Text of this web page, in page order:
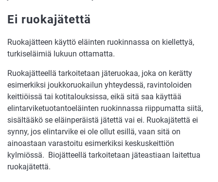
Ei ruokajätettä
Ruokajätteen käyttö eläinten ruokinnassa on kiellettyä,
turkiseläimiä lukuun ottamatta.
Ruokajätteellä tarkoitetaan jäteruokaa, joka on kerätty
esimerkiksi joukkoruokailun yhteydessä, ravintoloiden
keittiöissä tai kotitalouksissa, eikä sitä saa käyttää
elintarviketuotantoeläinten ruokinnassa riippumatta siitä,
sisältääkö se eläinperäistä jätettä vai ei. Ruokajätettä ei
synny, jos elintarvike ei ole ollut esillä, vaan sitä on
ainoastaan varastoitu esimerkiksi keskuskeittiön
kylmiössä. Biojätteellä tarkoitetaan jäteastiaan laitettua
ruokajätettä.